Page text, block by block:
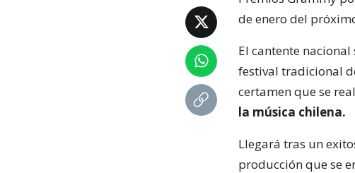
de enero del
El cantente
festival tradicional
certamen que se
la música chilena.
Llegará tras un
producción que se